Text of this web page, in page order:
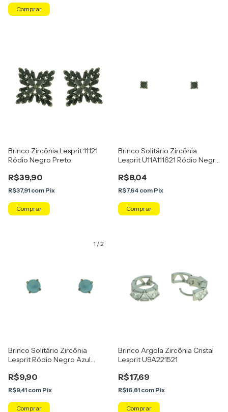
Comprar
Brinco Zircônia Lesprit 11121
Ródio Negro Preto
R$39,90
R$37,91 com Pix
Brinco Solitário Zircônia
Lesprit U11A111621 Ródio Negro
R$8,04
R$7,64 com Pix
1 /2
Brinco Solitário Zircônia
Lesprit Ródio Negro Azul
R$9,90
R$9,41 com Pix
Brinco Argola Zircônia Cristal
Lesprit U9A221521
R$17,69
R$16,81 com Pix